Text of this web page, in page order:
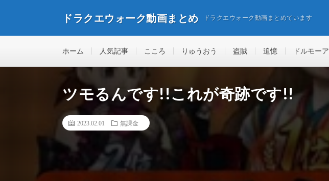
ドラクエウォーク動画まとめ ドラクエウォーク動画まとめています
ホーム 人気記事 こころ りゅうおう 盗賊 追憶 ドルモーア
ツモるんです!!これが奇跡です!!
2023.02.01 無課金